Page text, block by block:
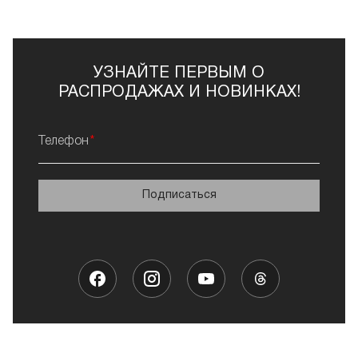
УЗНАЙТЕ ПЕРВЫМ О
РАСПРОДАЖАХ И НОВИНКАХ!
Телефон
Подписаться